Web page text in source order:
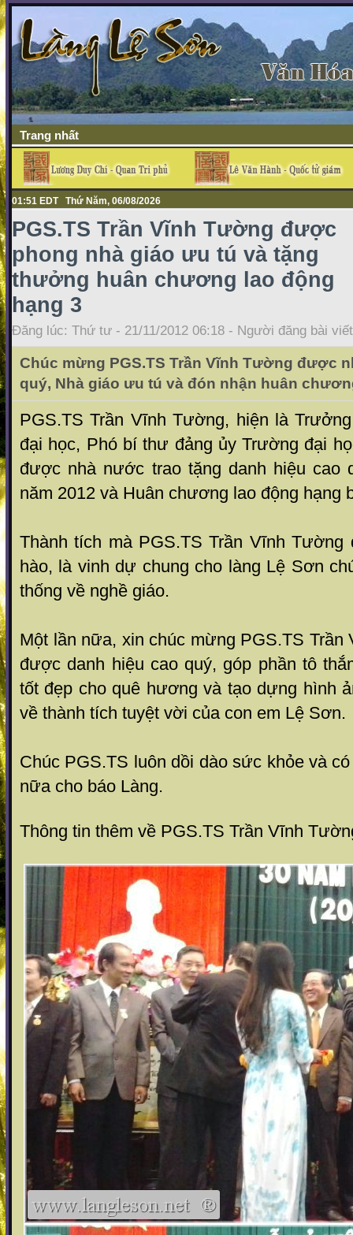
Trang nhất
01:51 EDT Thứ Năm, 06/08/2026
PGS.TS Trần Vĩnh Tường được
phong nhà giáo ưu tú và tặng
thưởng huân chương lao động
hạng 3
Đăng lúc: Thứ tư - 21/11/2012 06:18 - Người đăng bài
Chúc mừng PGS.TS Trần Vĩnh Tường được
quý, Nhà giáo ưu tú và đón nhận huân
PGS.TS Trần Vĩnh Tường, hiện là
đại học, Phó bí thư đảng ủy Trường đại
được nhà nước trao tặng danh hiệu cao
năm 2012 và Huân chương lao động hạng
Thành tích mà PGS.TS Trần Vĩnh
hào, là vinh dự chung cho làng Lệ Sơn
thống về nghề giáo.
Một lần nữa, xin chúc mừng PGS.TS Trần
được danh hiệu cao quý, góp phần tô
tốt đẹp cho quê hương và tạo dựng hình
về thành tích tuyệt vời của con em Lệ Sơn.
Chúc PGS.TS luôn dồi dào sức khỏe và
nữa cho báo Làng.
Thông tin thêm về PGS.TS Trần Vĩnh